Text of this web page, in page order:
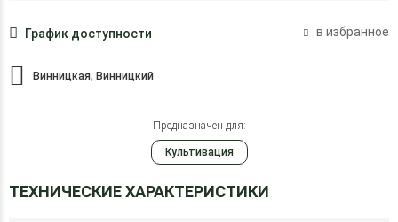
График доступности в избранное
Винницкая, Винницкий
Предназначен для:
Культивация
ТЕХНИЧЕСКИЕ ХАРАКТЕРИСТИКИ